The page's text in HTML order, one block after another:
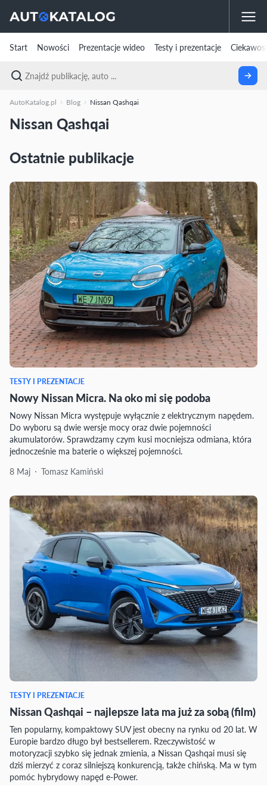
Start Nowości Prezentacje wideo Testy i prezentacje
AutoKatalog.pl Blog Nissan Qashqai
Nissan Qashqai
Ostatnie publikacje
TESTY I PREZENTACJE
Nowy Nissan Micra. Na oko mi się podoba
Nowy Nissan Micra występuje wyłącznie z elektrycznym napędem.
Do wyboru są dwie wersje mocy oraz dwie pojemności
akumulatorów. Sprawdzamy czym kusi mocniejsza odmiana, która
jednocześnie ma baterie o większej pojemności.
8 Maj
Tomasz Kamiński
TESTY I PREZENTACJE
Nissan Qashqai – najlepsze lata ma już za sobą (film)
Ten popularny, kompaktowy SUV jest obecny na rynku od 20 lat. W
Europie bardzo długo był bestsellerem. Rzeczywistość w
motoryzacji szybko się jednak zmienia, a Nissan Qashqai musi się
dziś mierzyć z coraz silniejszą konkurencją, także chińską. Ma w tym
pomóc hybrydowy napęd e-Power.